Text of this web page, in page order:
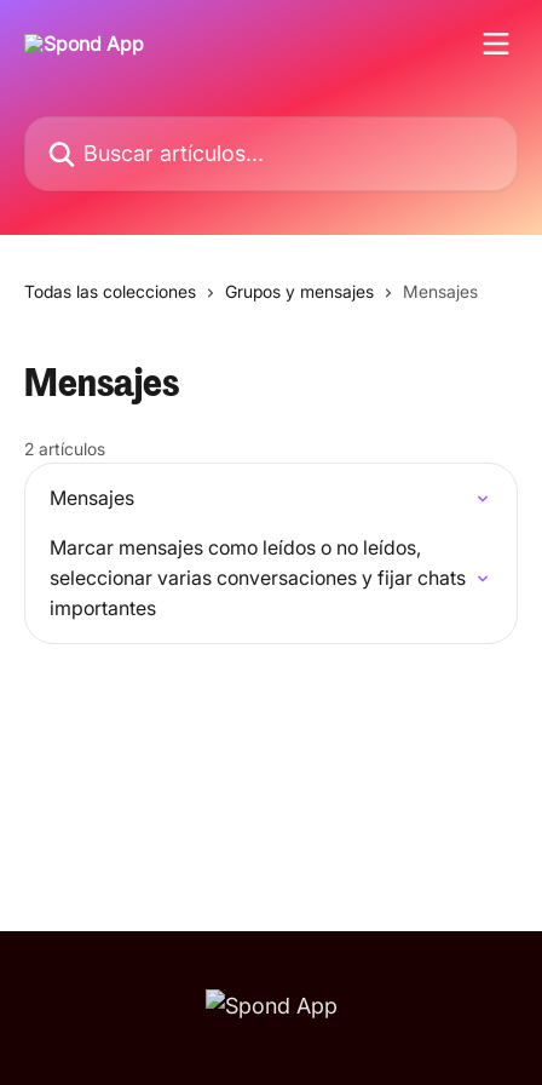
Buscar artículos...
Todas las colecciones Grupos y mensajes Mensajes
Mensajes
2 artículos
Mensajes
Marcar mensajes como leídos o no leídos,
seleccionar varias conversaciones y fijar chats
importantes